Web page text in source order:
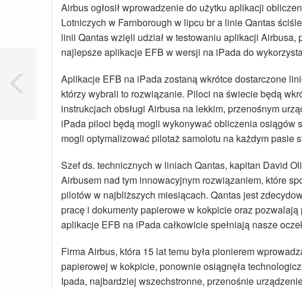
Airbus ogłosił wprowadzenie do użytku aplikacji
Lotniczych w Farnborough w lipcu br a linie Qantas
linii Qantas wzięli udział w testowaniu aplikacji
najlepsze aplikacje EFB w wersji na iPada do
Aplikacje EFB na iPada zostaną wkrótce dostarczone
którzy wybrali to rozwiązanie. Piloci na świecie będą
instrukcjach obsługi Airbusa na lekkim, przenośnym
iPada piloci będą mogli wykonywać obliczenia
mogli optymalizować pilotaż samolotu na każdym pasie
Szef ds. technicznych w liniach Qantas, kapitan David
Airbusem nad tym innowacyjnym rozwiązaniem, które
pilotów w najbliższych miesiącach. Qantas jest
pracę i dokumenty papierowe w kokpicie oraz
aplikacje EFB na iPada całkowicie spełniają nasze
Firma Airbus, która 15 lat temu była pionierem
papierowej w kokpicie, ponownie osiągnęła
Ipada, najbardziej wszechstronne, przenośnie